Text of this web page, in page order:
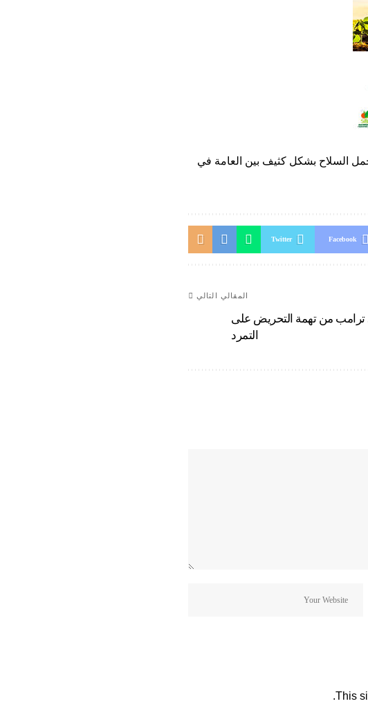
السلاح بشكل كثيف بين العامة في
Facebook
Twitter
المقالي التالي
من تهمة التحريض على
التمرد
This